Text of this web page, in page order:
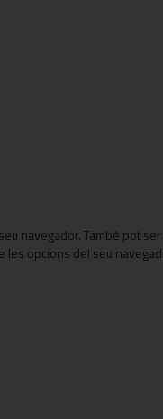
navegador. També pot
les opcions del seu